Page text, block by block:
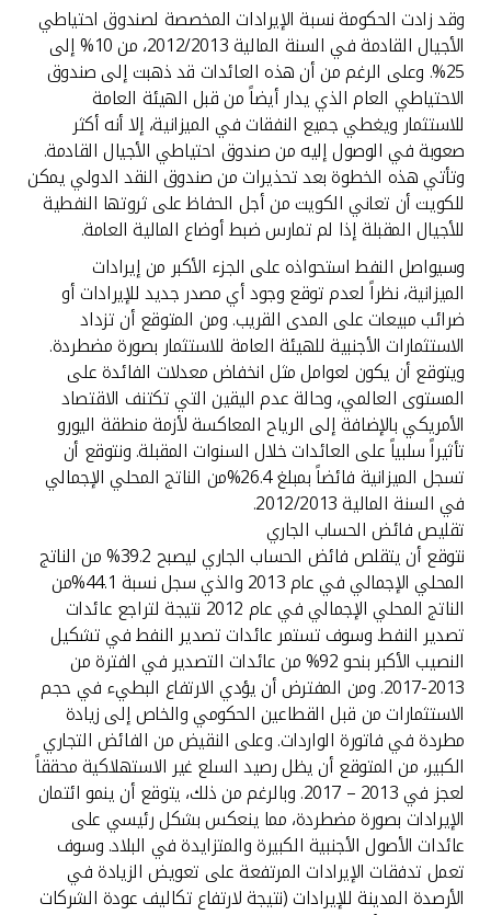
وقد زادت الحكومة نسبة الإيرادات المخصصة لصندوق احتياطي
الأجيال القادمة في السنة المالية 2012/2013، من 10% إلى
25%. وعلى الرغم من أن هذه العائدات قد ذهبت إلى صندوق
الاحتياطي العام الذي يدار أيضاً من قبل الهيئة العامة
للاستثمار ويغطي جميع النفقات في الميزانية، إلا أنه أكثر
صعوبة في الوصول إليه من صندوق احتياطي الأجيال القادمة.
وتأتي هذه الخطوة بعد تحذيرات من صندوق النقد الدولي يمكن
للكويت أن تعاني الكويت من أجل الحفاظ على ثروتها النفطية
للأجيال المقبلة إذا لم تمارس ضبط أوضاع المالية العامة.
وسيواصل النفط استحواذه على الجزء الأكبر من إيرادات
الميزانية، نظراً لعدم توقع وجود أي مصدر جديد للإيرادات أو
ضرائب مبيعات على المدى القريب. ومن المتوقع أن تزداد
الاستثمارات الأجنبية للهيئة العامة للاستثمار بصورة مضطردة.
ويتوقع أن يكون لعوامل مثل انخفاض معدلات الفائدة على
المستوى العالمي، وحالة عدم اليقين التي تكتنف الاقتصاد
الأمريكي بالإضافة إلى الرياح المعاكسة لأزمة منطقة اليورو
تأثيراً سلبياً على العائدات خلال السنوات المقبلة. ونتوقع أن
تسجل الميزانية فائضاً بمبلغ 26.4%من الناتج المحلي الإجمالي
في السنة المالية 2012/2013.
تقليص فائض الحساب الجاري
نتوقع أن يتقلص فائض الحساب الجاري ليصبح 39.2% من الناتج
المحلي الإجمالي في عام 2013 والذي سجل نسبة 44.1%من
الناتج المحلي الإجمالي في عام 2012 نتيجة لتراجع عائدات
تصدير النفط. وسوف تستمر عائدات تصدير النفط في تشكيل
النصيب الأكبر بنحو 92% من عائدات التصدير في الفترة من
2013-2017. ومن المفترض أن يؤدي الارتفاع البطيء في حجم
الاستثمارات من قبل القطاعين الحكومي والخاص إلى زيادة
مطردة في فاتورة الواردات. وعلى النقيض من الفائض التجاري
الكبير، من المتوقع أن يظل رصيد السلع غير الاستهلاكية محققاً
لعجز في 2013 – 2017. وبالرغم من ذلك، يتوقع أن ينمو ائتمان
الإيرادات بصورة مضطردة، مما ينعكس بشكل رئيسي على
عائدات الأصول الأجنبية الكبيرة والمتزايدة في البلاد. وسوف
تعمل تدفقات الإيرادات المرتفعة على تعويض الزيادة في
الأرصدة المدينة للإيرادات (نتيجة لارتفاع تكاليف عودة الشركات